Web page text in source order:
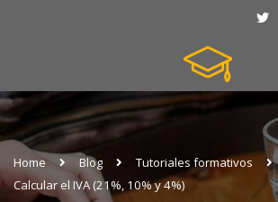
Home Blog
Tutoriales formativos
Calcular el IVA (21%, 10% y 4%)